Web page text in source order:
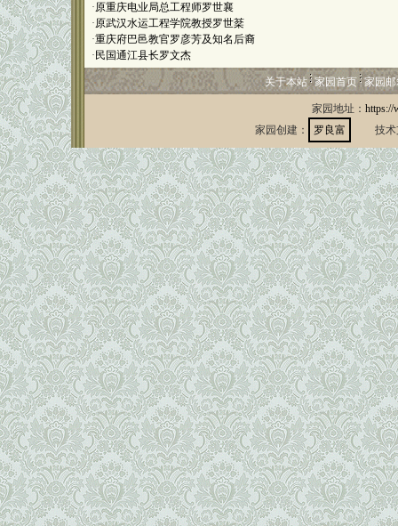
·原重庆电业局总工程师罗世襄
·原武汉水运工程学院教授罗世棻
·重庆府巴邑教官罗彦芳及知名后裔
· 民国通江县长罗文杰
关于本站 家园首页 家园
家园地址： https://
家园创建：
罗良富 技术